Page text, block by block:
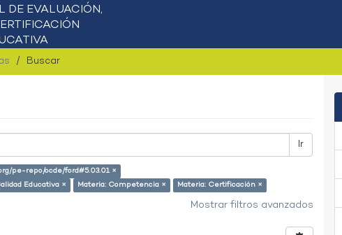
Buscar
Ir
pe-repo/ocde/ford#5.03.01 ×
Educativa ×
Materia: Competencia × Materia: Certificación ×
Mostrar filtros avanzados